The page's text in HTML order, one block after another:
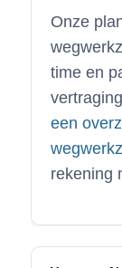
Onze
time en
een
rekening